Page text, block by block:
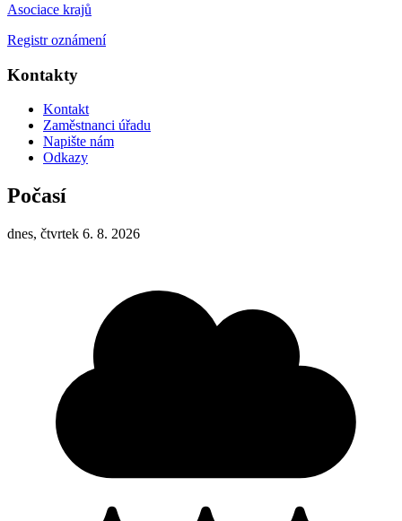
Asociace krajů
Registr oznámení
Kontakty
Kontakt
Zaměstnanci úřadu
Napište nám
Odkazy
Počasí
dnes, čtvrtek 6. 8. 2026